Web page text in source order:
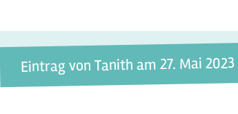
Eintrag von Tanith am 27. Mai 2023